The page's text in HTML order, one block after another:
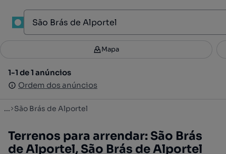
Filtros 3
1-1 de 1 anúncios
Ordem dos anúncios
Mapa
1-1 de 1 anúncios
Ordem dos anúncios
... São Brás de Alportel
Terrenos para arrendar: São Brás
de Alportel, São Brás de Alportel